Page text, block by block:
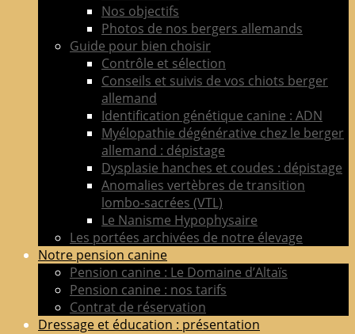
Nos objectifs
Photos de nos bergers allemands
Guide pour bien choisir
Contrôle et sélection
Conseils et suivis de vos chiots berger
allemand
Identification génétique canine : ADN
Myélopathie dégénérative chez le berger
allemand : dépistage
Dysplasie hanches et coudes : dépistage
Anomalies vertèbres de transition
lombo-sacrées (VTL)
Le Nanisme Hypophysaire
Les portées archivées de notre élevage
Notre pension canine
Pension canine : Le Domaine d’Altaïs
Pension canine : nos tarifs
Contrat de réservation
Dressage et éducation : présentation